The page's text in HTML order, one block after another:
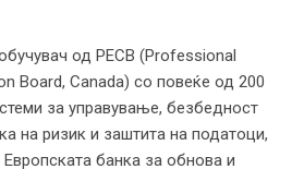
од PECB (Professional
Board, Canada) со повеќе од 200
за управување, безбедност
на ризик и заштита на податоци,
Европската банка за обнова и